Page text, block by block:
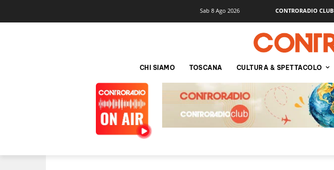
Sab 8 Ago 2026 CONTRORADIO CLUB
CHI SIAMO TOSCANA CULTURA & SPETTACOLO